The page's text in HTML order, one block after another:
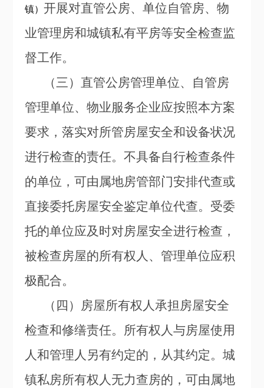
镇）开展对直管公房、单位自管房、物
业管理房和城镇私有平房等安全检查监
督工作。
（三）直管公房管理单位、自管房
管理单位、物业服务企业应按照本方案
要求，落实对所管房屋安全和设备状况
进行检查的责任。不具备自行检查条件
的单位，可由属地房管部门安排代查或
直接委托房屋安全鉴定单位代查。受委
托的单位应及时对房屋安全进行检查，
被检查房屋的所有权人、管理单位应积
极配合。
（四）房屋所有权人承担房屋安全
检查和修缮责任。所有权人与房屋使用
人和管理人另有约定的，从其约定。城
镇私房所有权人无力查房的，可由属地